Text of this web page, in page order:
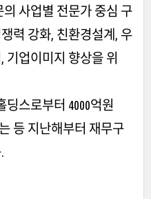
사업별 전문가 중심 구
력 강화, 친환경설계, 우
기업이미지 향상을 위
딩스로부터 4000억원
등 지난해부터 재무구